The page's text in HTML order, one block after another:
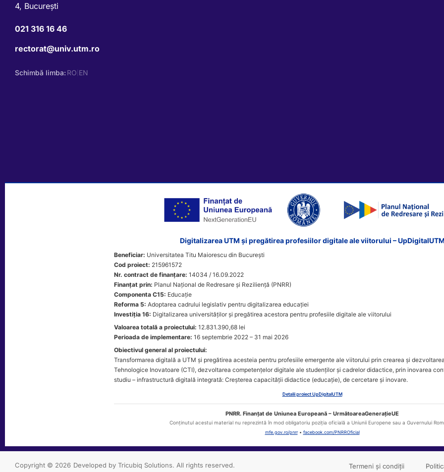
4, Bucureşti
021 316 16 46
rectorat@univ.utm.ro
Schimbă limba: RO EN
Digitalizarea UTM și pregătirea profesiilor digitale ale viitorului –
Beneficiar: Universitatea Titu Maiorescu din București
Cod proiect: 215961572
Nr. contract de finanțare: 14034 / 16.09.2022
Finanțat prin: Planul Național de Redresare și Reziliență (PNRR)
Componenta C15: Educație
Reforma 5: Adoptarea cadrului legislativ pentru digitalizarea educației
Investiția 16: Digitalizarea universităților și pregătirea acestora pentru profesiile digitale ale viitorului
Valoarea totală a proiectului: 12.831.390,68 lei
Perioada de implementare: 16 septembrie 2022 – 31 mai 2026
Obiectivul general al proiectului:
Transformarea digitală a UTM și pregătirea acesteia pentru profesiile emergente ale viitorului prin crearea și
Tehnologice Inovatoare (CTI), dezvoltarea competențelor digitale ale studenților și cadrelor didactice, prin inovarea
studiu – infrastructură digitală integrată: Creșterea capacității didactice (educație), de cercetare și inovare.
Detalii proiect UpDigitalUTM
PNRR. Finanțat de Uniunea Europeană – UrmătoareaGenerațieUE
Conținutul acestui material nu reprezintă în mod obligatoriu poziția oficială a Uniunii Europene sau a Guvernului
mfe.gov.ro/pnrr• facebook.com/PNRROficial
Copyright © 2026 Developed by Tricubiq Solutions. All rights reserved. Termeni și condiții